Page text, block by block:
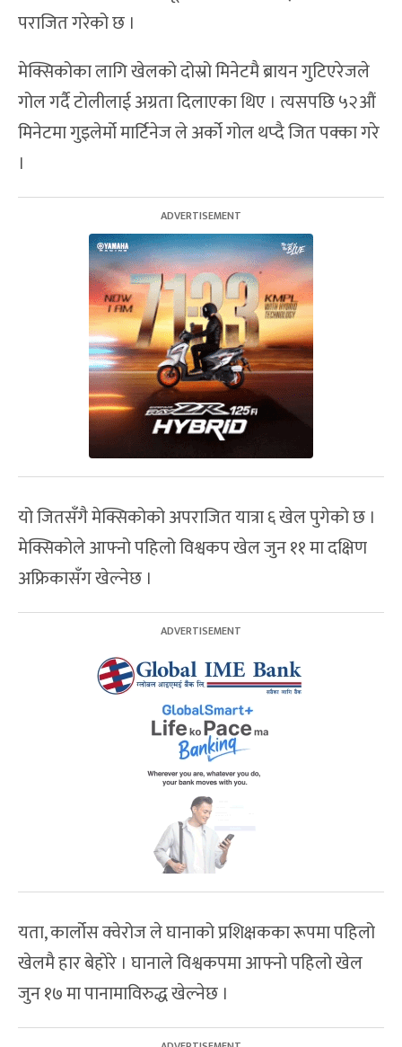
पराजित गरेको छ ।
मेक्सिकोका लागि खेलको दोस्रो मिनेटमै ब्रायन गुटिएरेजले
गोल गर्दै टोलीलाई अग्रता दिलाएका थिए । त्यसपछि ५२औं
मिनेटमा गुइलेर्मो मार्टिनेज ले अर्को गोल थप्दै जित पक्का गरे
।
यो जितसँगै मेक्सिकोको अपराजित यात्रा ६ खेल पुगेको छ ।
मेक्सिकोले आफ्नो पहिलो विश्वकप खेल जुन ११ मा दक्षिण
अफ्रिकासँग खेल्नेछ ।
यता, कार्लोस क्वेरोज ले घानाको प्रशिक्षकका रूपमा पहिलो
खेलमै हार बेहोरे । घानाले विश्वकपमा आफ्नो पहिलो खेल
जुन १७ मा पानामाविरुद्ध खेल्नेछ ।